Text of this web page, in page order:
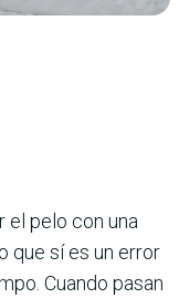
el pelo con una
que sí es un error
Cuando pasan